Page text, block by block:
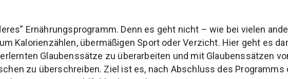
Ernährungsprogramm. Denn es geht nicht – wie bei vielen
Kalorienzählen, übermäßigen Sport oder Verzicht. Hier geht es
Glaubenssätze zu überarbeiten und mit Glaubenssätzen
zu überschreiben. Ziel ist es, nach Abschluss des Programms